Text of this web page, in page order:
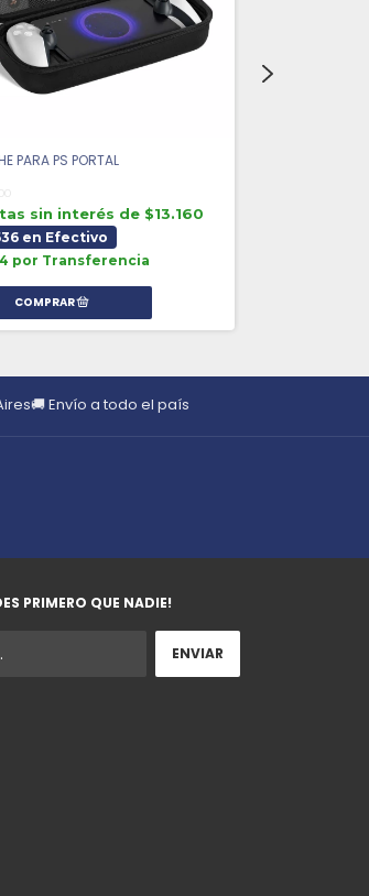
PARA PS PORTAL
sin interés de $13.160
en Efectivo
por Transferencia
🚚 Envío a todo el país
PRIMERO QUE NADIE!